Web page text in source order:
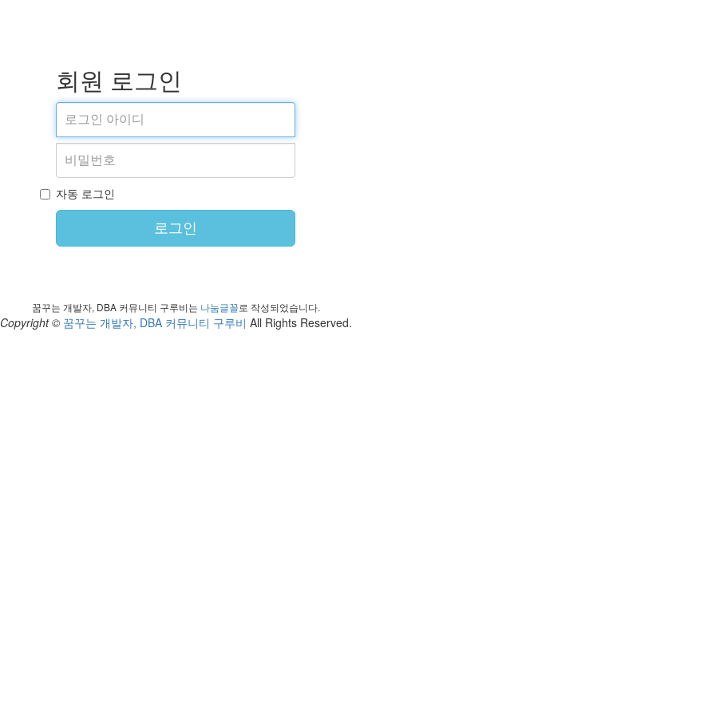
회원 로그인
자동 로그인
로그인
꿈꾸는 개발자, DBA 커뮤니티 구루비는 나눔글꼴로 작성되었습니다.
Copyright © 꿈꾸는 개발자, DBA 커뮤니티 구루비 All Rights Reserved.